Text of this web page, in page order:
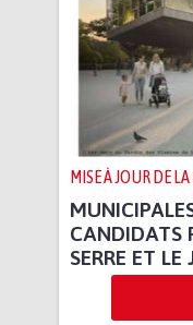
MISE À JOUR DE
CANDIDATS
SERRE ET